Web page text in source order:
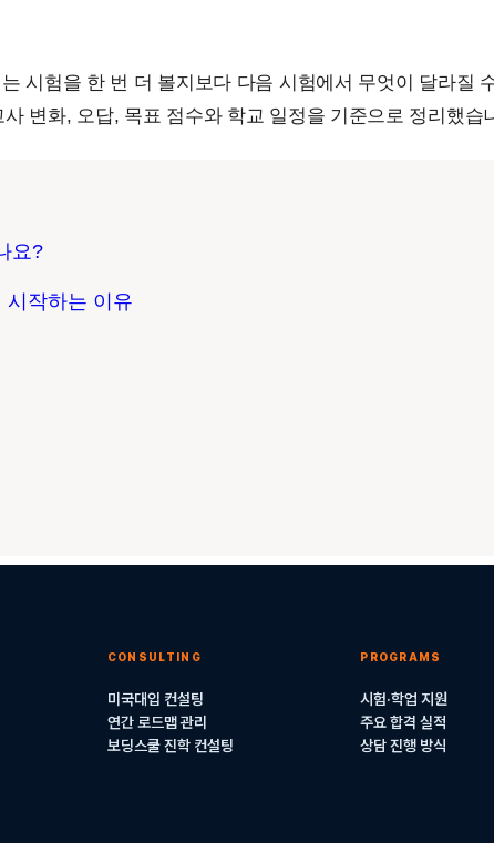
시험을 한 번 더 볼지보다 다음 시험에서 무엇이 달라질
변화, 오답, 목표 점수와 학교 일정을 기준으로 정리했습
요?
시작하는 이유
CONSULTING
미국대입 컨설팅
연간 로드맵 관리
보딩스쿨 진학 컨설팅
PROGRAMS
시험·학업 지원
주요 합격 실적
상담 진행 방식